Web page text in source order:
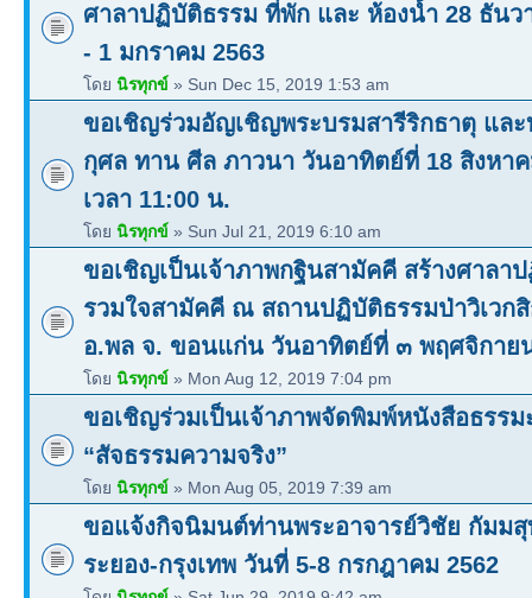
ศาลาปฏิบัติธรรม ที่พัก และ ห้องน้ำ 28 ธันว
- 1 มกราคม 2563
โดย นิรทุกข์ » Sun Dec 15, 2019 1:53 am
ขอเชิญร่วมอัญเชิญพระบรมสารีริกธาตุ และ
กุศล ทาน ศีล ภาวนา วันอาทิตย์ที่ 18 สิงหา
เวลา 11:00 น.
โดย นิรทุกข์ » Sun Jul 21, 2019 6:10 am
ขอเชิญเป็นเจ้าภาพกฐินสามัคคี สร้างศาลา
รวมใจสามัคคี ณ สถานปฏิบัติธรรมป่าวิเวก
อ.พล จ. ขอนแก่น วันอาทิตย์ที่ ๓ พฤศจิกาย
โดย นิรทุกข์ » Mon Aug 12, 2019 7:04 pm
ขอเชิญร่วมเป็นเจ้าภาพจัดพิมพ์หนังสือธรรม
“สัจธรรมความจริง”
โดย นิรทุกข์ » Mon Aug 05, 2019 7:39 am
ขอแจ้งกิจนิมนต์ท่านพระอาจารย์วิชัย กัมมสุ
ระยอง-กรุงเทพ วันที่ 5-8 กรกฎาคม 2562